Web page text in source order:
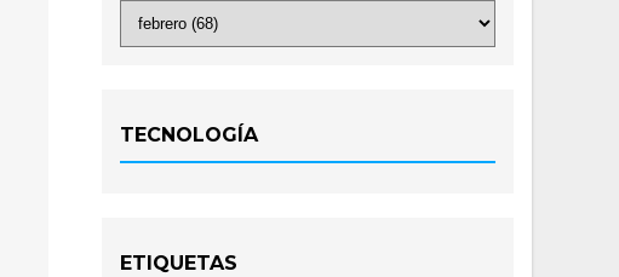
TECNOLOGÍA
ETIQUETAS